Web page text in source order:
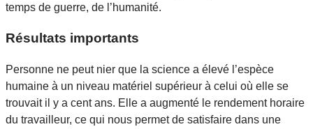
temps de guerre, de l’humanité.
Résultats importants
Personne ne peut nier que la science a élevé l’espèce
humaine à un niveau matériel supérieur à celui où elle se
trouvait il y a cent ans. Elle a augmenté le rendement horaire
du travailleur, ce qui nous permet de satisfaire dans une